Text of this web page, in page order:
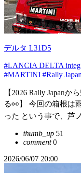
デルタ L31D5
#LANCIA DELTA
#MARTINI #Rally Japan
【2026 Rally Japan
る👀】 今回の箱根は
った という事で、芦
thumb_up 51
comment0
2026/06/07 20:00